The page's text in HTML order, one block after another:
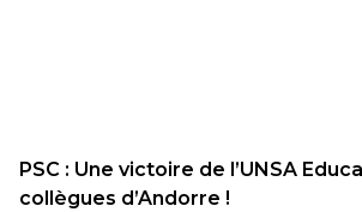
PSC : Une victoire de l’UNSA
collègues d’Andorre !